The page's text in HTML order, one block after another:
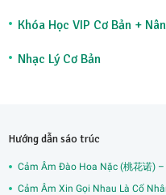
Khóa Học VIP Cơ Bản +
Nhạc Lý Cơ Bản
Hướng dẫn sáo trúc
Cảm Âm Đào Hoa Nặc (桃花诺)
Cảm Âm Xin Gọi Nhau Là Cố